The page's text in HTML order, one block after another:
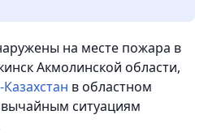
на месте пожара в
Акмолинской области,
в областном
ситуациям